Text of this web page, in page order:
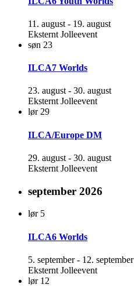
11. august - 19. august
Eksternt Jolleevent
søn 23
ILCA7 Worlds
23. august - 30. august
Eksternt Jolleevent
lør 29
ILCA/Europe DM
29. august - 30. august
Eksternt Jolleevent
september 2026
lør 5
ILCA6 Worlds
5. september- 12. september
Eksternt Jolleevent
lør 12